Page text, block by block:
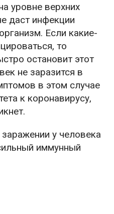
уровне верхних
даст инфекции
Если какие-
то
остановит этот
не заразится в
в этом случае
к коронавирусу,
у человека
иммунный